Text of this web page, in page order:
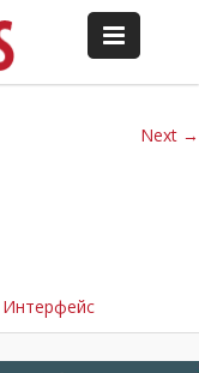
Next →
Интерфейс